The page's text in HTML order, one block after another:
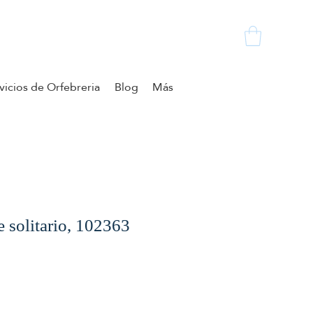
de Orfebreria Blog Más
solitario, 102363